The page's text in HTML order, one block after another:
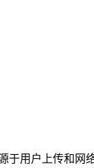
于用户上传和网